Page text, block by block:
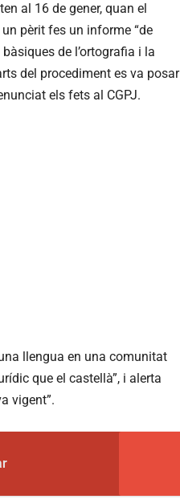
al 16 de gener, quan el
pèrit fes un informe “de
de l’ortografia i la
del procediment es va posar
els fets al CGPJ.
llengua en una comunitat
que el castellà”, i alerta
vigent”.